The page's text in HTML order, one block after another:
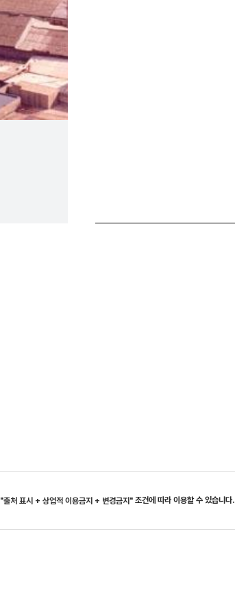
"출처 표시 + 상업적 이용금지 + 변경금지" 조건에 따라 이용할 수 있습니다.